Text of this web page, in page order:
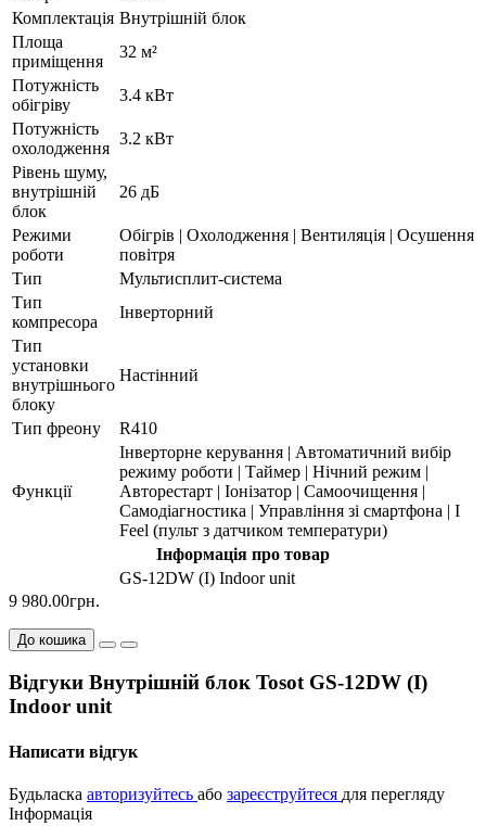
Комплектація Внутрішній блок
Площа
приміщення
32 м²
Потужність
обігріву
3.4 кВт
Потужність
охолодження
3.2 кВт
Рівень шуму,
внутрішній
блок
26 дБ
Режими
роботи
Обігрів | Охолодження | Вентиляція | Осушення
повітря
Тип
Мультисплит-система
Тип
компресора
Інверторний
Тип
установки
внутрішнього
блоку
Настінний
Тип фреону R410
Функції
Інверторне керування | Автоматичний вибір
режиму роботи | Таймер | Нічний режим |
Авторестарт | Іонізатор | Самоочищення |
Самодіагностика | Управління зі смартфона | I
Feel (пульт з датчиком температури)
Інформація про товар
GS-12DW (I) Indoor unit
9 980.00грн.
До кошика
Відгуки Внутрішній блок Tosot GS-12DW (I)
Indoor unit
Написати відгук
Будьласка авторизуйтесь або зареєструйтеся для перегляду
Інформація